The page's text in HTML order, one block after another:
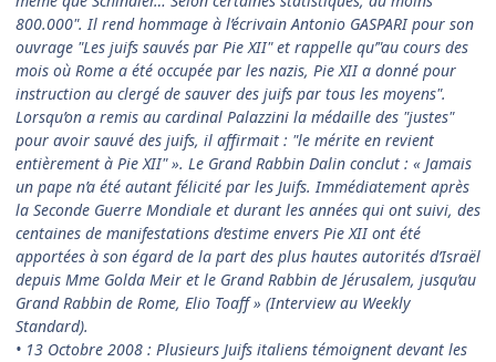
800.000". Il rend hommage à l’écrivain Antonio GASPARI pour son
ouvrage "Les juifs sauvés par Pie XII" et rappelle qu’"au cours des
mois où Rome a été occupée par les nazis, Pie XII a donné pour
instruction au clergé de sauver des juifs par tous les moyens".
Lorsqu’on a remis au cardinal Palazzini la médaille des "justes"
pour avoir sauvé des juifs, il affirmait : "le mérite en revient
entièrement à Pie XII" ». Le Grand Rabbin Dalin conclut : « Jamais
un pape n’a été autant félicité par les Juifs. Immédiatement après
la Seconde Guerre Mondiale et durant les années qui ont suivi, des
centaines de manifestations d’estime envers Pie XII ont été
apportées à son égard de la part des plus hautes autorités d’Israël
depuis Mme Golda Meir et le Grand Rabbin de Jérusalem, jusqu’au
Grand Rabbin de Rome, Elio Toaff » (Interview au Weekly
Standard).
• 13 Octobre 2008 : Plusieurs Juifs italiens témoignent devant les